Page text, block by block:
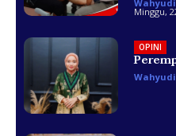
Minggu,
OPINI